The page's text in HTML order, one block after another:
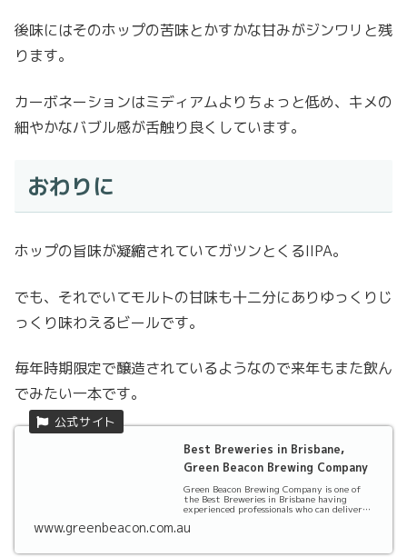
後味にはそのホップの苦味とかすかな甘みがジンワリと残
ります。
カーボネーションはミディアムよりちょっと低め、キメの
細やかなバブル感が舌触り良くしています。
おわりに
ホップの旨味が凝縮されていてガツンとくるIIPA。
でも、それでいてモルトの甘味も十二分にありゆっくりじ
っくり味わえるビールです。
毎年時期限定で醸造されているようなので来年もまた飲ん
でみたい一本です。
Best Breweries in Brisbane,
Green Beacon Brewing Company
Green Beacon Brewing Company is one of
the Best Breweries in Brisbane having
experienced professionals who can deliver
www.greenbeacon.com.au